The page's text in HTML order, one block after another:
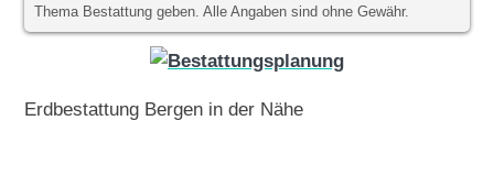
Thema Bestattung geben. Alle Angaben sind ohne Gewähr.
Erdbestattung Bergen in der Nähe